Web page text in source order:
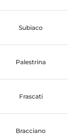
Subiaco
Palestrina
Frascati
Bracciano